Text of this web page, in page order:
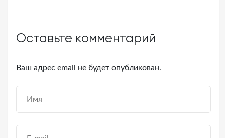
Оставьте комментарий
Ваш адрес email не будет опубликован.